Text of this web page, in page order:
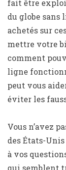
fait être
du globe sans
achetés sur
mettre votre
comment
ligne
peut vous
éviter les
Vous n’avez
des États-
à vos
qui semblent